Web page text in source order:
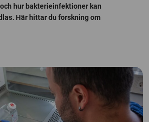
hur bakterieinfektioner kan
Här hittar du forskning om